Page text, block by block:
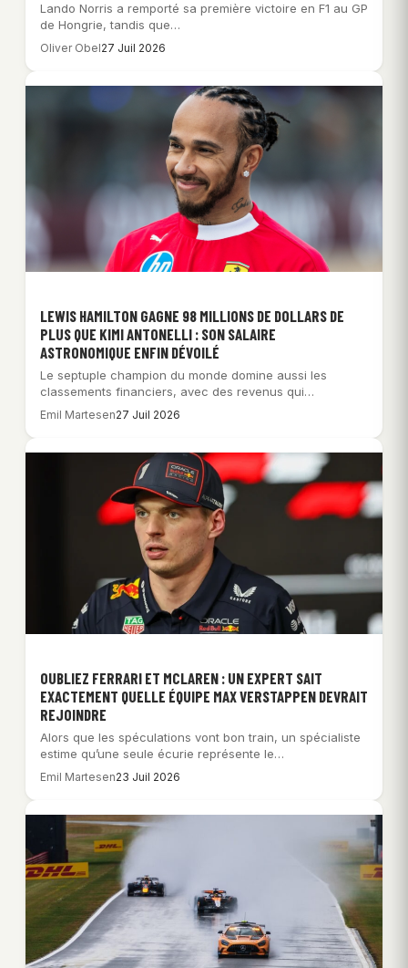
Lando Norris a remporté sa première victoire en F1 au GP
de Hongrie, tandis que…
Oliver Obel27 Juil 2026
LEWIS HAMILTON GAGNE 98 MILLIONS DE DOLLARS DE
PLUS QUE KIMI ANTONELLI : SON SALAIRE
ASTRONOMIQUE ENFIN DÉVOILÉ
Le septuple champion du monde domine aussi les
classements financiers, avec des revenus qui
dépassent…
Emil Martesen27 Juil 2026
OUBLIEZ FERRARI ET MCLAREN : UN EXPERT SAIT
EXACTEMENT QUELLE ÉQUIPE MAX VERSTAPPEN DEVRAIT
REJOINDRE
Alors que les spéculations vont bon train, un spécialiste
estime qu’une seule écurie représente le…
Emil Martesen23 Juil 2026